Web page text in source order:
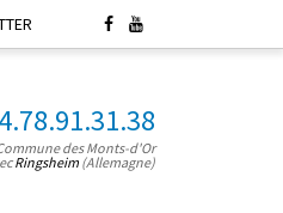
des Monts-d'Or
Ringsheim (Allemagne)